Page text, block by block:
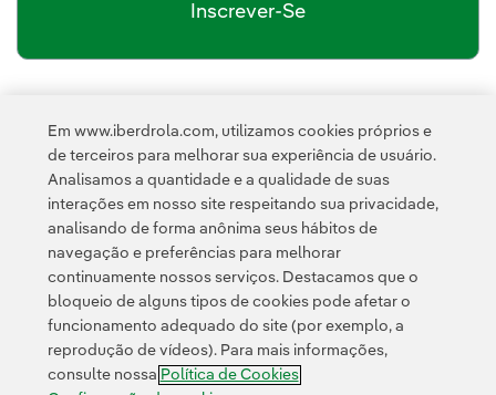
Inscrever-Se
Esta página é protegida pelo reCAPTCHA e pela Política de
Privacidade
Termos de Serviço do Google
Contato Clientes Política de Privacidade Informação legal
Transparência no uso da IA Política de cookies
Em www.iberdrola.com, utilizamos cookies próprios e
de terceiros para melhorar sua experiência de usuário.
Analisamos a quantidade e a qualidade de suas
interações em nosso site respeitando sua privacidade,
analisando de forma anônima seus hábitos de
navegação e preferências para melhorar
continuamente nossos serviços. Destacamos que o
bloqueio de alguns tipos de cookies pode afetar o
funcionamento adequado do site (por exemplo, a
reprodução de vídeos). Para mais informações,
consulte nossa Política de Cookies